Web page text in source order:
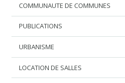
COMMUNAUTE DE COMMUNES
PUBLICATIONS
URBANISME
LOCATION DE SALLES